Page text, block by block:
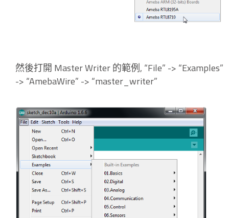
然後打開 Master Writer 的範例, “File” -> “Examples”
-> “AmebaWire” -> “master_writer”